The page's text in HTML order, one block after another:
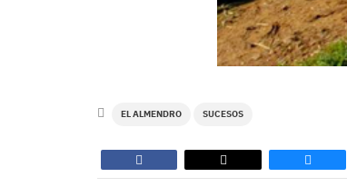
EL ALMENDRO SUCESOS